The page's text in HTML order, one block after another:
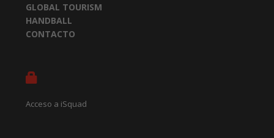
GLOBAL TOURISM
HANDBALL
CONTACTO
Acceso a iSquad